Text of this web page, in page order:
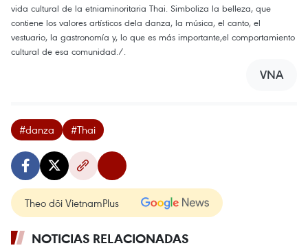
vida cultural de la etniaminoritaria Thai. Simboliza la belleza, que
contiene los valores artísticos dela danza, la música, el canto, el
vestuario, la gastronomía y, lo que es más importante,el comportamiento
cultural de esa comunidad./.
VNA
#danza #Thai
Theo dõi VietnamPlus
NOTICIAS RELACIONADAS